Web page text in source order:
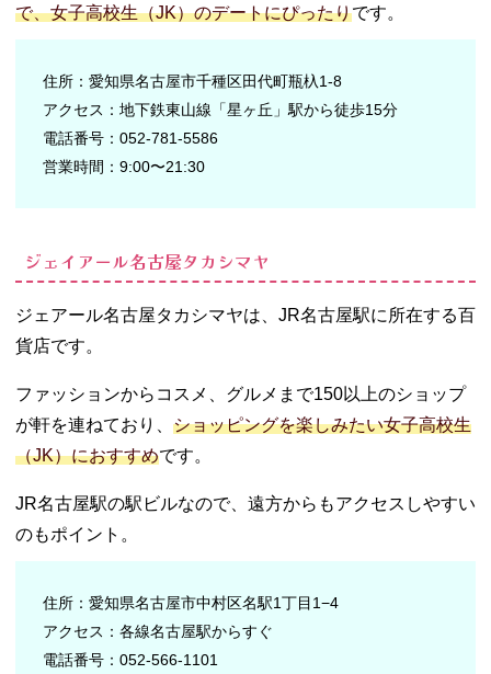
で、女子高校生（JK）のデートにぴったりです。
住所：愛知県名古屋市千種区田代町瓶杁1-8
アクセス：地下鉄東山線「星ヶ丘」駅から徒歩15分
電話番号：052-781-5586
営業時間：9:00〜21:30
ジェイアール名古屋タカシマヤ
ジェアール名古屋タカシマヤは、JR名古屋駅に所在する百
貨店です。
ファッションからコスメ、グルメまで150以上のショップ
が軒を連ねており、 ショッピングを楽しみたい女子高校生
（JK）におすすめです。
JR名古屋駅の駅ビルなので、遠方からもアクセスしやすい
のもポイント。
住所：愛知県名古屋市中村区名駅1丁目1−4
アクセス：各線名古屋駅からすぐ
電話番号：052-566-1101